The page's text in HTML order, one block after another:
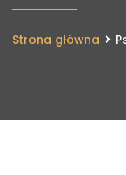
Strona główna